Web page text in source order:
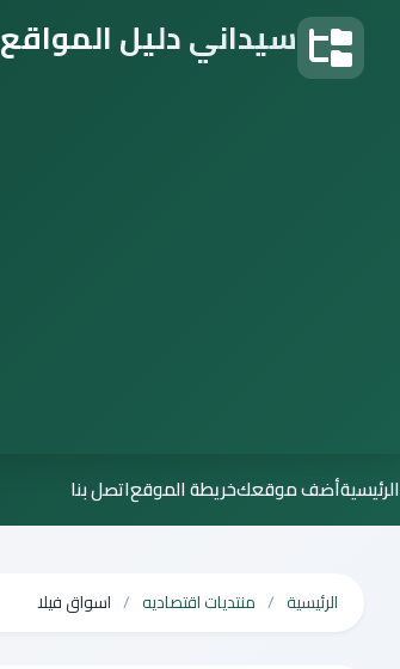
سيداني دليل المواقع
الرئيسيةأضف موقعكخريطة الموقعاتصل بنا
الرئيسية منتديات اقتصاديه اسواق فيلا